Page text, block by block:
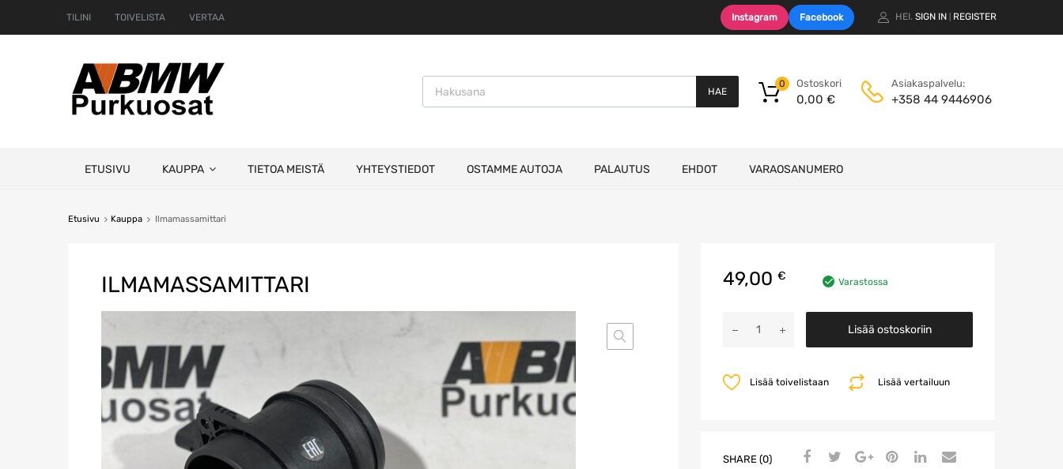
TILINI TOIVELISTA VERTAA Instagram Facebook HEI. SIGN IN REGISTER
Products search
HAE
Ostoskori
0,00 €
0 Asiakaspalvelu:
+358 44 9446906
ETUSIVU KAUPPA TIETOA MEISTÄ YHTEYSTIEDOT OSTAMME AUTOJA PALAUTUS EHDOT VARAOSANUMERO
Etusivu Kauppa Ilmamassamittari
ILMAMASSAMITTARI 49,00 € Varastossa
määrä
Lisää ostoskoriin
Lisää vertailuun
Lisää toivelistaan
SHARE (0)